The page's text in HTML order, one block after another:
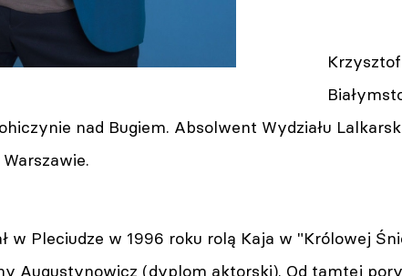
nad Bugiem. Absolwent Wydziału
w Pleciudze w 1996 roku rolą Kaja w "Królowej
Augustynowicz (dyplom aktorski). Od tamtej